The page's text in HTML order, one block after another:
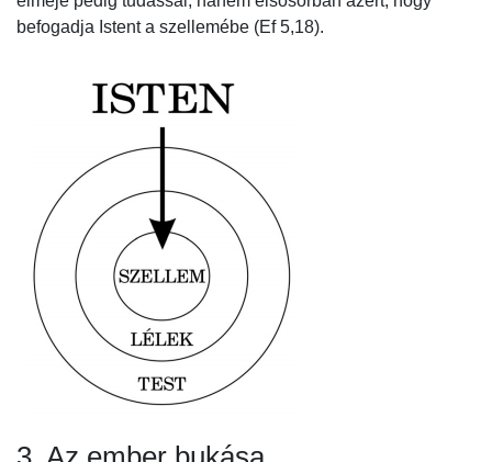
befogadja Istent a szellemébe (Ef 5,18).